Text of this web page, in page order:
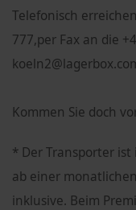
Telefonisch
777,per Fax an die
Kommen Sie doch
* Der Transporter
ab einer
inklusive. Beim